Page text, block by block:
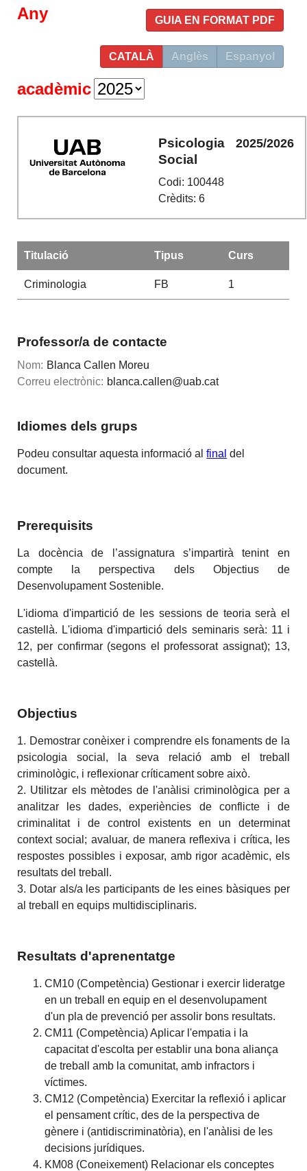
GUIA EN FORMAT PDF
CATALÀ Anglès Espanyol
Any
acadèmic
Psicologia
Social
Codi: 100448
Crèdits: 6
2025/2026
Titulació Tipus Curs
Criminologia FB 1
Professor/a de contacte
Nom: Blanca Callen Moreu
Correu electrònic: blanca.callen@uab.cat
Idiomes dels grups
Podeu consultar aquesta informació alfinal del
document.
Prerequisits
La docència de l’assignatura s’impartirà tenint en
compte la perspectiva dels Objectius de
Desenvolupament Sostenible.
L'idioma d'impartició de les sessions de teoria serà el
castellà. L'idioma d'impartició dels seminaris serà: 11 i
12, per confirmar (segons el professorat assignat); 13,
castellà.
Objectius
1. Demostrar conèixer i comprendre els fonaments de la
psicologia social, la seva relació amb el treball
criminològic, i reflexionar críticament sobre això.
2. Utilitzar els mètodes de l'anàlisi criminològica per a
analitzar les dades, experiències de conflicte i de
criminalitat i de control existents en un determinat
context social; avaluar, de manera reflexiva i crítica, les
respostes possibles i exposar, amb rigor acadèmic, els
resultats del treball.
3. Dotar als/a les participants de les eines bàsiques per
al treball en equips multidisciplinaris.
Resultats d'aprenentatge
CM10 (Competència) Gestionar i exercir lideratge
en un treball en equip en el desenvolupament
d'un pla de prevenció per assolir bons resultats.
CM11 (Competència) Aplicar l'empatia i la
capacitat d'escolta per establir una bona aliança
de treball amb la comunitat, amb infractors i
víctimes.
CM12 (Competència) Exercitar la reflexió i aplicar
el pensament crític, des de la perspectiva de
gènere i (antidiscriminatòria), en l'anàlisi de les
decisions jurídiques.
KM08 (Coneixement) Relacionar els conceptes